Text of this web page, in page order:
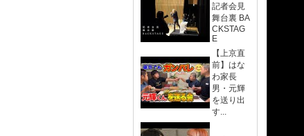
記者会見
舞台裏 BA
CKSTAG
E
【上京直
前】はな
わ家長
男・元輝
を送り出
す...